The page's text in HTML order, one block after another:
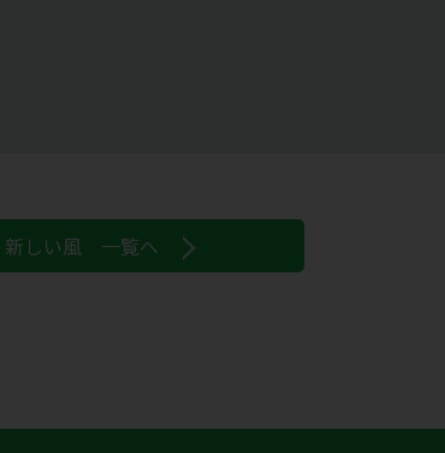
新しい風 一覧へ